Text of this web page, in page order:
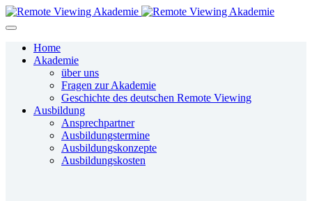
Home
Akademie
über uns
Fragen zur Akademie
Geschichte des deutschen Remote Viewing
Ausbildung
Ansprechpartner
Ausbildungstermine
Ausbildungskonzepte
Ausbildungskosten